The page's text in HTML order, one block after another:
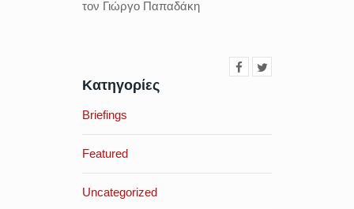
τον Γιώργο Παπαδάκη
Κατηγορίες
Briefings
Featured
Uncategorized